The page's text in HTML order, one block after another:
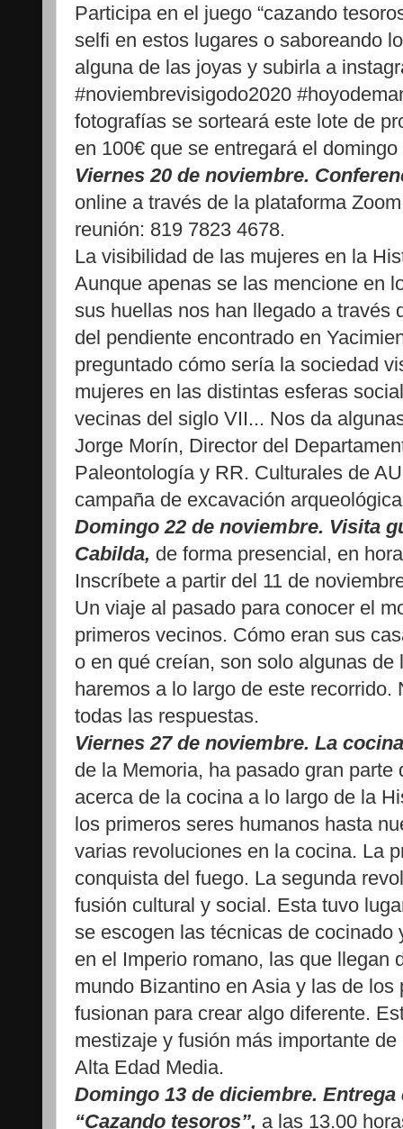
Participa en el juego “cazando
selfi en estos lugares o saboreando
alguna de las joyas y subirla a
#noviembrevisigodo2020
fotografías se sorteará este lote de
en 100€ que se entregará el
Viernes 20 de noviembre.
online a través de la plataforma
reunión: 819 7823 4678.
La visibilidad de las mujeres en la
Aunque apenas se las mencione en
sus huellas nos han llegado a través
del pendiente encontrado en
preguntado cómo sería la sociedad
mujeres en las distintas esferas
vecinas del siglo VII... Nos da
Jorge Morín, Director del
Paleontología y RR. Culturales de
campaña de excavación
Domingo 22 de noviembre. Visita
Cabilda, de forma presencial, en
Inscríbete a partir del 11 de
Un viaje al pasado para conocer el
primeros vecinos. Cómo eran sus
o en qué creían, son solo algunas de
haremos a lo largo de este
todas las respuestas.
Viernes 27 de noviembre. La
de la Memoria, ha pasado gran
acerca de la cocina a lo largo de la
los primeros seres humanos hasta
varias revoluciones en la cocina. La
conquista del fuego. La segunda
fusión cultural y social. Esta tuvo
se escogen las técnicas de
en el Imperio romano, las que llegan
mundo Bizantino en Asia y las de
fusionan para crear algo diferente.
mestizaje y fusión más importante
Alta Edad Media.
Domingo 13 de diciembre.
“Cazando tesoros”, a las 13.00